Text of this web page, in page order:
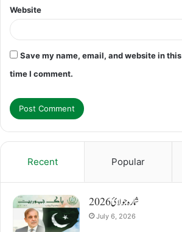
Website
Save my name, email, and website in
time I comment.
Recent Popular
شمارہ جولائ 2026
July 6, 2026